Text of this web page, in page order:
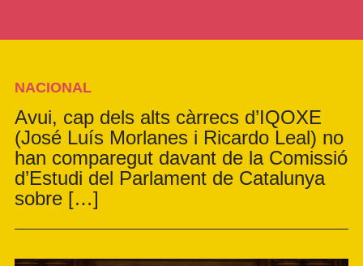
NACIONAL
Avui, cap dels alts càrrecs d’IQOXE
(José Luís Morlanes i Ricardo Leal) no
han comparegut davant de la Comissió
d’Estudi del Parlament de Catalunya
sobre […]